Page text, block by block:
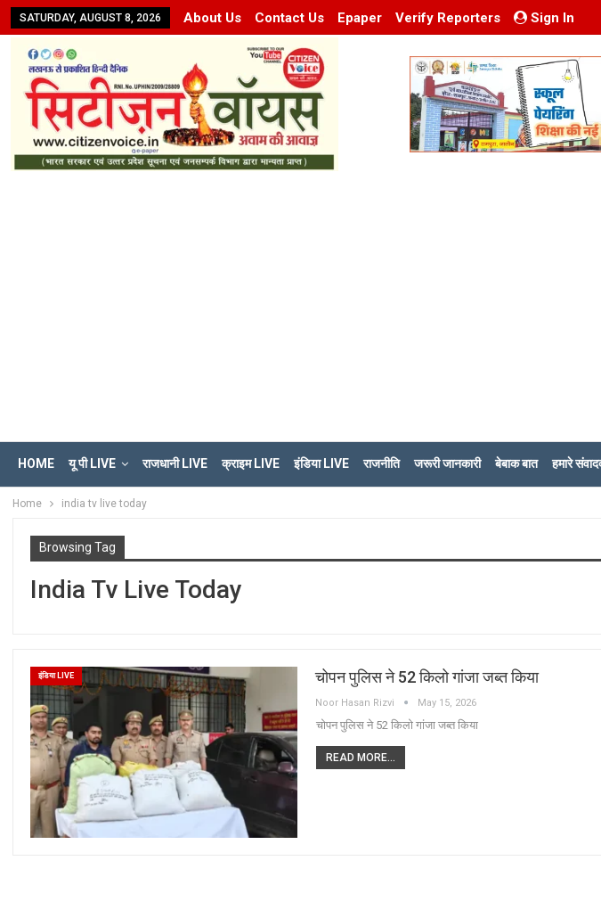
SATURDAY, AUGUST 8, 2026 About Us Contact Us Epaper Verify Reporters Sign In
HOME यू पी LIVE राजधानी LIVE क्राइम LIVE इंडिया LIVE राजनीति जरूरी जानकारी बेबाक बात हमारे
Home india tv live today
Browsing Tag
India Tv Live Today
इंडिया LIVE चोपन पुलिस ने 52 किलो गांजा जब्त किया
Noor Hasan Rizvi May 15, 2026
चोपन पुलिस ने 52 किलो गांजा जब्त किया
READ MORE...